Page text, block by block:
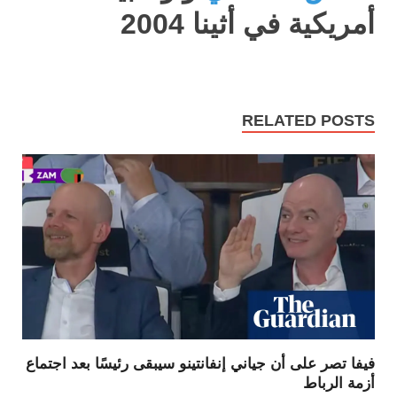
أمريكية في أثينا 2004
RELATED POSTS
فيفا تصر على أن جياني إنفانتينو سيبقى رئيسًا بعد اجتماع
أزمة الرباط